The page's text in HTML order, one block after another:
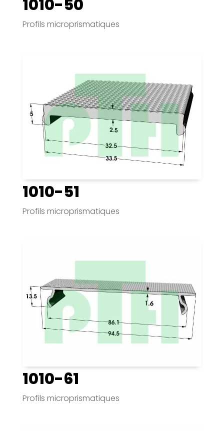
1010-50
Profils microprismatiques
1010-51
Profils microprismatiques
1010-61
Profils microprismatiques